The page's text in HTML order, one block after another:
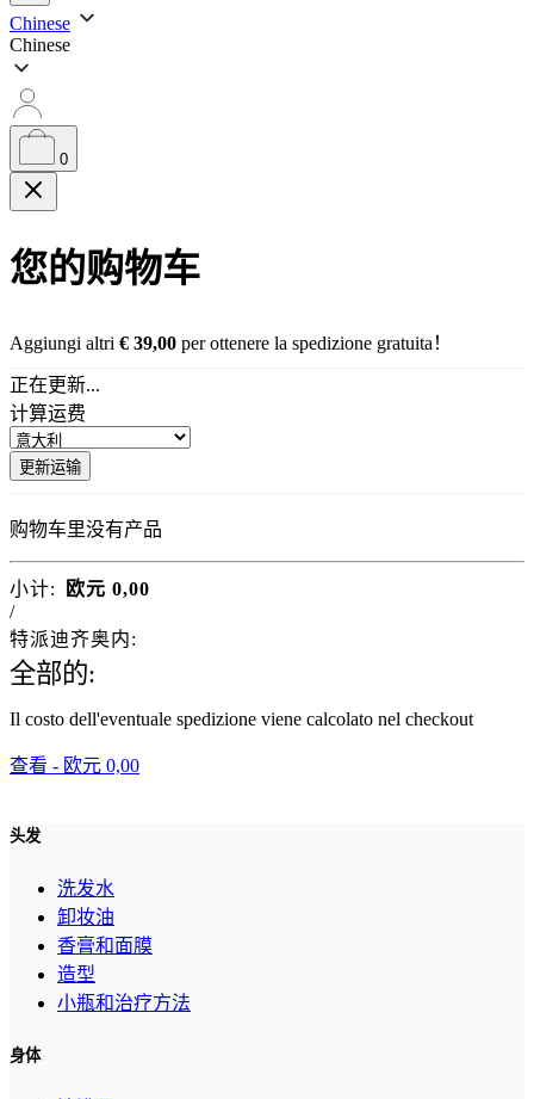
搜
索
Chinese
Chinese
0
您的购物车
Aggiungi altri € 39,00 per ottenere la spedizione gratuita！
正在更新...
计算运费
更新运输
购物车里没有产品
小计: 欧元 0,00
/
特派迪齐奥内:
全部的:
Il costo dell'eventuale spedizione viene calcolato nel checkout
查看 - 欧元 0,00
头发
洗发水
卸妆油
香膏和面膜
造型
小瓶和治疗方法
身体